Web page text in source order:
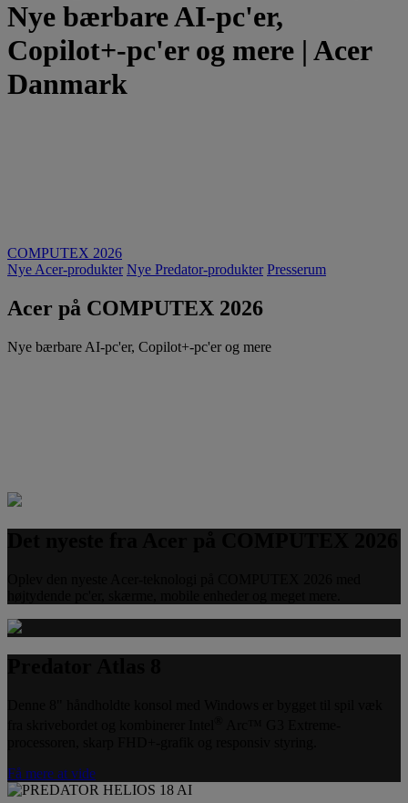
Nye bærbare AI-pc'er,
Copilot+-pc'er og mere | Acer
Danmark
COMPUTEX 2026
Nye Acer-produkter Nye Predator-produkter Presserum
Acer på COMPUTEX 2026
Nye bærbare AI-pc'er, Copilot+-pc'er og mere
Få mere at vide